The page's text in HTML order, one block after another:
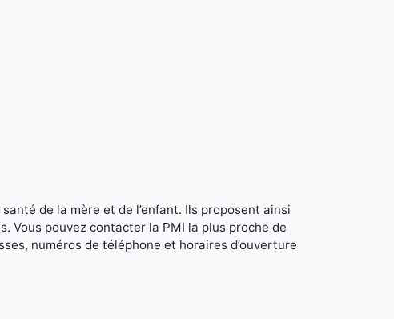
de la mère et de l’enfant. Ils proposent ainsi
Vous pouvez contacter la PMI la plus proche de
numéros de téléphone et horaires d’ouverture